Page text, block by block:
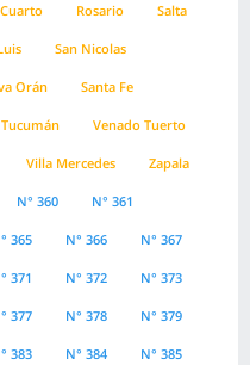
Rosario Salta
San Nicolas
Orán Santa Fe
Tucumán Venado Tuerto
Villa Mercedes Zapala
N° 360 N° 361
365 N° 366 N° 367
371 N° 372 N° 373
377 N° 378 N° 379
383 N° 384 N° 385